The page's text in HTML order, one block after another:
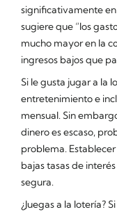
significativamente en
sugiere que “los
mucho mayor en la
ingresos bajos que
Si le gusta jugar a la
entretenimiento e
mensual. Sin
dinero es escaso,
problema.
bajas tasas de
segura.
¿Juegas a la lotería?